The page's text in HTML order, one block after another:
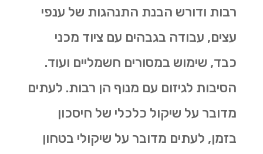
רבות ודורש הבנת התנהגות של ענפי
עצים, עבודה בגבהים עם ציוד מכני
כבד, שימוש במסורים חשמליים ועוד.
הסיבות לגיזום עם מנוף הן רבות. לעתים
מדובר על שיקול כלכלי של חיסכון
בזמן, לעתים מדובר על שיקולי בטחון